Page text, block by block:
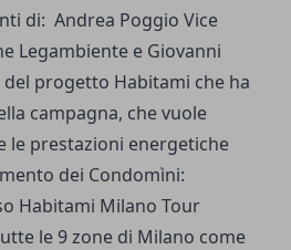
di: Andrea Poggio Vice
Legambiente e Giovanni
del progetto Habitami che ha
campagna, che vuole
le prestazioni energetiche
dei Condomìni:
Habitami Milano Tour
le 9 zone di Milano come